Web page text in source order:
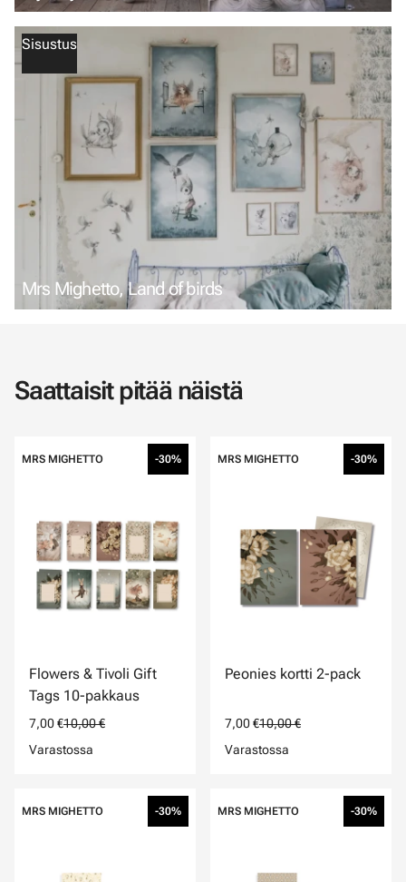
Sisustus
Mrs Mighetto, Land of birds
Saattaisit pitää näistä
MRS MIGHETTO -30%
Flowers & Tivoli Gift
Tags 10-pakkaus
7,00 €10,00 €
Varastossa
MRS MIGHETTO -30%
Peonies kortti 2-pack
7,00 €10,00 €
Varastossa
MRS MIGHETTO -30% MRS MIGHETTO -30%